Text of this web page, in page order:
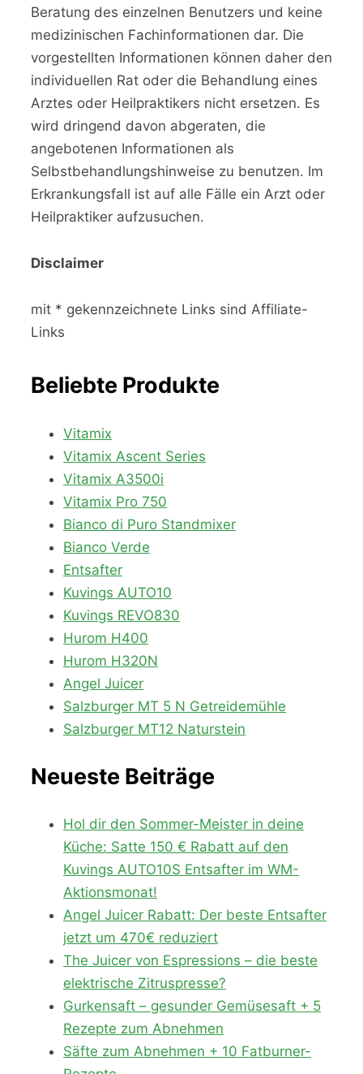
Beratung des einzelnen Benutzers und keine
medizinischen Fachinformationen dar. Die
vorgestellten Informationen können daher den
individuellen Rat oder die Behandlung eines
Arztes oder Heilpraktikers nicht ersetzen. Es
wird dringend davon abgeraten, die
angebotenen Informationen als
Selbstbehandlungshinweise zu benutzen. Im
Erkrankungsfall ist auf alle Fälle ein Arzt oder
Heilpraktiker aufzusuchen.
Disclaimer
mit * gekennzeichnete Links sind Affiliate-
Links
Beliebte Produkte
Vitamix
Vitamix Ascent Series
Vitamix A3500i
Vitamix Pro 750
Bianco di Puro Standmixer
Bianco Verde
Entsafter
Kuvings AUTO10
Kuvings REVO830
Hurom H400
Hurom H320N
Angel Juicer
Salzburger MT 5 N Getreidemühle
Salzburger MT12 Naturstein
Neueste Beiträge
Hol dir den Sommer-Meister in deine
Küche: Satte 150 € Rabatt auf den
Kuvings AUTO10S Entsafter im WM-
Aktionsmonat!
Angel Juicer Rabatt: Der beste Entsafter
jetzt um 470€ reduziert
The Juicer von Espressions – die beste
elektrische Zitruspresse?
Gurkensaft – gesunder Gemüsesaft + 5
Rezepte zum Abnehmen
Säfte zum Abnehmen + 10 Fatburner-